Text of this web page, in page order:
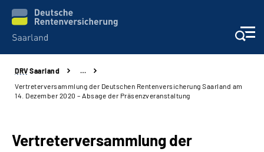
Aktuelles
Kontakt und Beratung
DRV Saarland
…
Vertreterversammlung der Deutschen Rentenversicherung Saarland am
14. Dezember 2020 – Absage der Präsenzveranstaltung
Vertreterversammlung der